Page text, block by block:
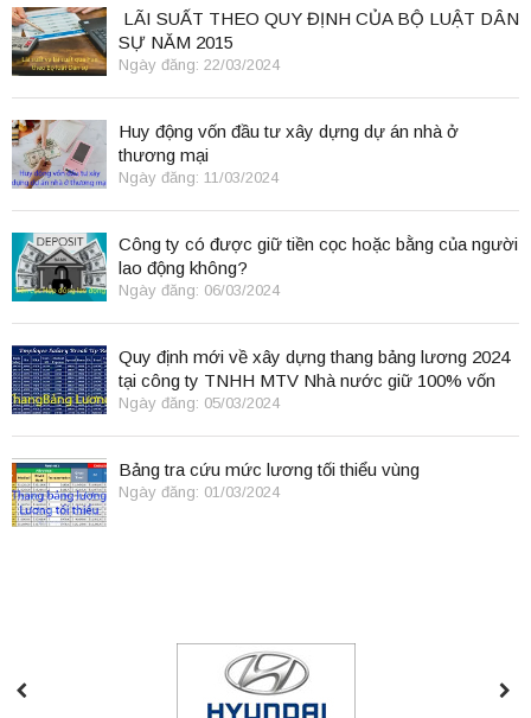
LÃI SUẤT THEO QUY ĐỊNH CỦA BỘ LUẬT DÂN
SỰ NĂM 2015
Ngày đăng: 22/03/2024
Huy động vốn đầu tư xây dựng dự án nhà ở
thương mại
Ngày đăng: 11/03/2024
Công ty có được giữ tiền cọc hoặc bằng của người
lao động không?
Ngày đăng: 06/03/2024
Quy định mới về xây dựng thang bảng lương 2024
tại công ty TNHH MTV Nhà nước giữ 100% vốn
điều lệ
Ngày đăng: 05/03/2024
Bảng tra cứu mức lương tối thiểu vùng
Ngày đăng: 01/03/2024